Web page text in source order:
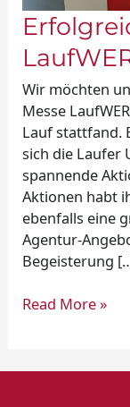
Wir möchten
Messe
Lauf stattfand.
sich die Laufer
spannende
Aktionen habt
ebenfalls eine
Agentur-
Begeisterung
Read More »